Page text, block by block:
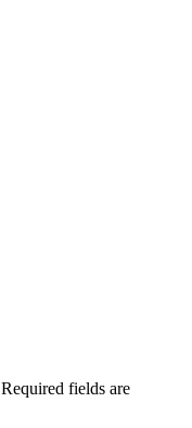
Required fields are